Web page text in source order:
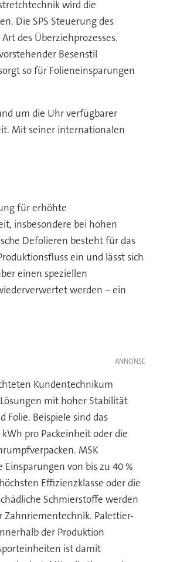
wird die
Die SPS Steuerung des
des Überziehprozesses.
Besenstil
so für Folieneinsparungen
um die Uhr verfügbarer
Mit seiner internationalen
für erhöhte
insbesondere bei hohen
Defolieren besteht für das
ein und lässt sich
einen speziellen
werden – ein
Kundentechnikum
mit hoher Stabilität
Beispiele sind das
pro Packeinheit oder die
MSK
von bis zu 40 %
Effizienzklasse oder die
Schmierstoffe werden
Palettier-
der Produktion
ist damit